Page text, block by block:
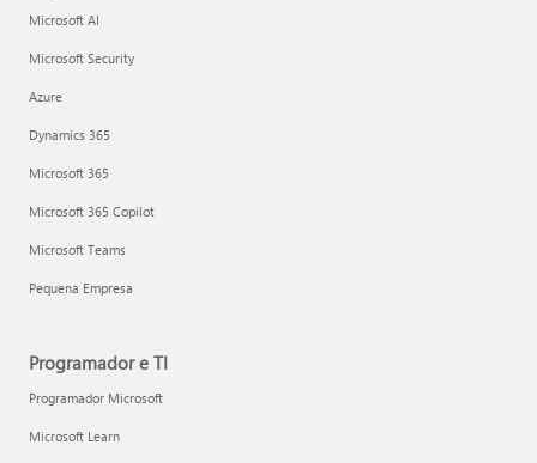
Microsoft AI
Microsoft Security
Azure
Dynamics 365
Microsoft 365
Microsoft 365 Copilot
Microsoft Teams
Pequena Empresa
Programador e TI
Programador Microsoft
Microsoft Learn